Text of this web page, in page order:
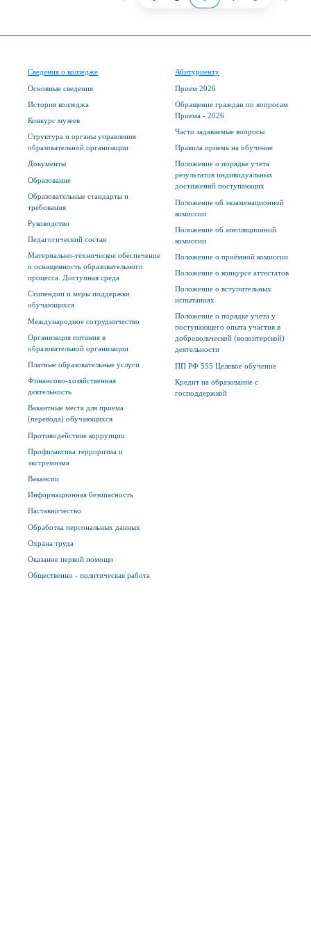
Сведения о колледже
Основные сведения
История колледжа
Конкурс музеев
Структура и органы управления
образовательной организации
Документы
Образование
Образовательные стандарты и
требования
Руководство
Педагогический состав
Материально-техническое обеспечение
и оснащенность образовательного
процесса. Доступная среда
Стипендии и меры поддержки
обучающихся
Международное сотрудничество
Организация питания в
образовательной организации
Платные образовательные услуги
Финансово-хозяйственная
деятельность
Вакантные места для приема
(перевода) обучающихся
Противодействие коррупции
Профилактика терроризма и
экстремизма
Вакансии
Информационная безопасность
Наставничество
Обработка персональных данных
Охрана труда
Оказание первой помощи
Общественно - политическая работа
Абитуриенту
Прием 2026
Обращение граждан по вопросам
Приема - 2026
Часто задаваемые вопросы
Правила приема на обучение
Положение о порядке учета
результатов индивидуальных
достижений поступающих
Положение об экзаменационной
комиссии
Положение об апелляционной
комиссии
Положение о приёмной комиссии
Положение о конкурсе аттестатов
Положение о вступительных
испытаниях
Положение о порядке учета у
поступающего опыта участия в
добровольческой (волонтерской)
деятельности
ПП РФ 555 Целевое обучение
Кредит на образование с
господдержкой